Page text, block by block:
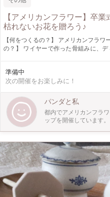
【アメリカンフラワー】卒
枯れないお花を贈ろう♪
【何をつくるの？】 アメリカンフラワー(ディップ
の？】 ワイヤーで作った骨組みに、
るとステンドグラスっぽく見える 【どんな人が対象？】 少人数でゆっくり丁寧
にお教えしますので、初心者の方も安心して
準備中
次の開催をお楽しみに！
パンダと私
都内でアメリカンフラ
ップを開催しています。